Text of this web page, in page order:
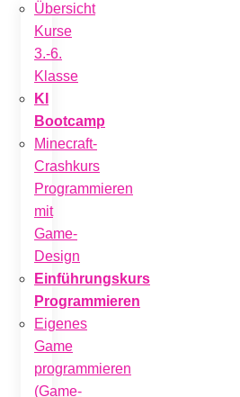
Übersicht
Kurse
3.-6.
Klasse
KI
Bootcamp
Minecraft-
Crashkurs
Programmieren
mit
Game-
Design
Einführungskurs
Programmieren
Eigenes
Game
programmieren
(Game-